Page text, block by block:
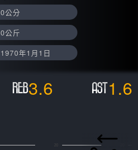
0公分
0公斤
1970年1月1日
3.6 1.6
20